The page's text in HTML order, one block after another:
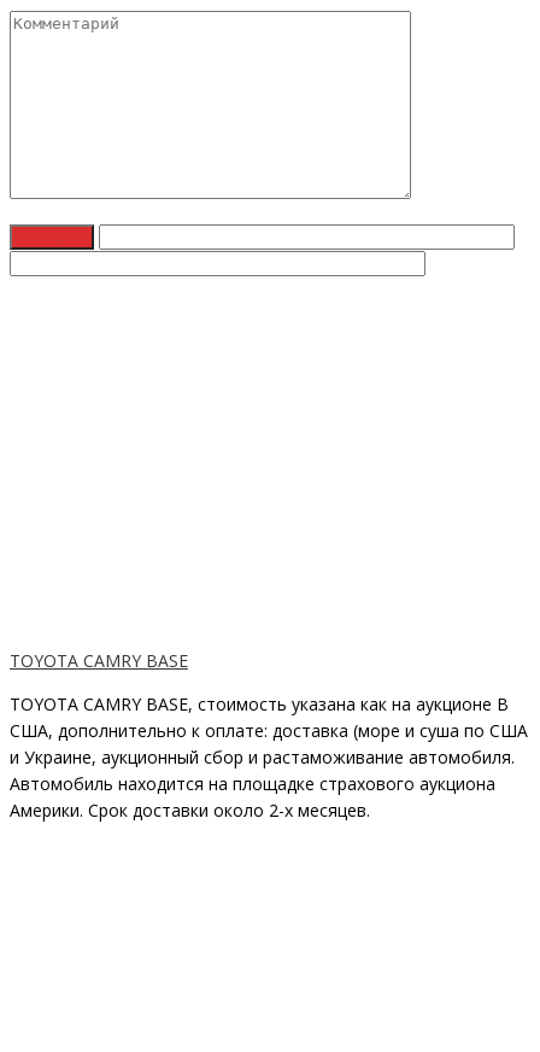
TOYOTA CAMRY BASE
TOYOTA CAMRY BASE, стоимость указана как на аукционе В
США, дополнительно к оплате: доставка (море и суша по США
и Украине, аукционный сбор и растаможивание автомобиля.
Автомобиль находится на площадке страхового аукциона
Америки. Срок доставки около 2-x месяцев.